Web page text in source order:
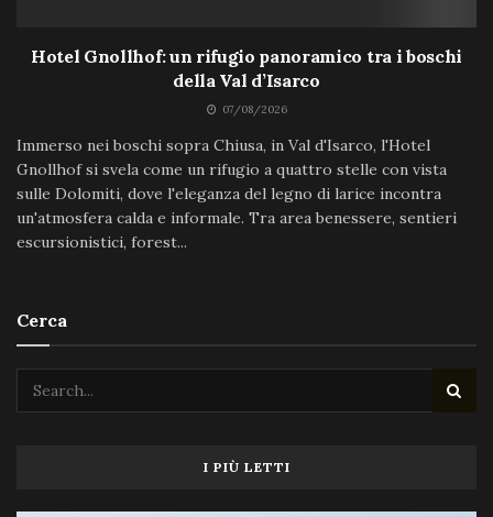
Hotel Gnollhof: un rifugio panoramico tra i boschi
della Val d’Isarco
07/08/2026
Immerso nei boschi sopra Chiusa, in Val d'Isarco, l'Hotel
Gnollhof si svela come un rifugio a quattro stelle con vista
sulle Dolomiti, dove l'eleganza del legno di larice incontra
un'atmosfera calda e informale. Tra area benessere, sentieri
escursionistici, forest...
Cerca
I PIÙ LETTI